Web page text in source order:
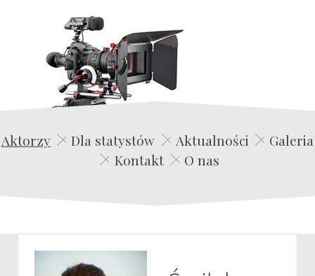
Edwin Film Agencja Aktorska
Aktorzy Dla statystów Aktualności
Galeria
Kontakt
O nas